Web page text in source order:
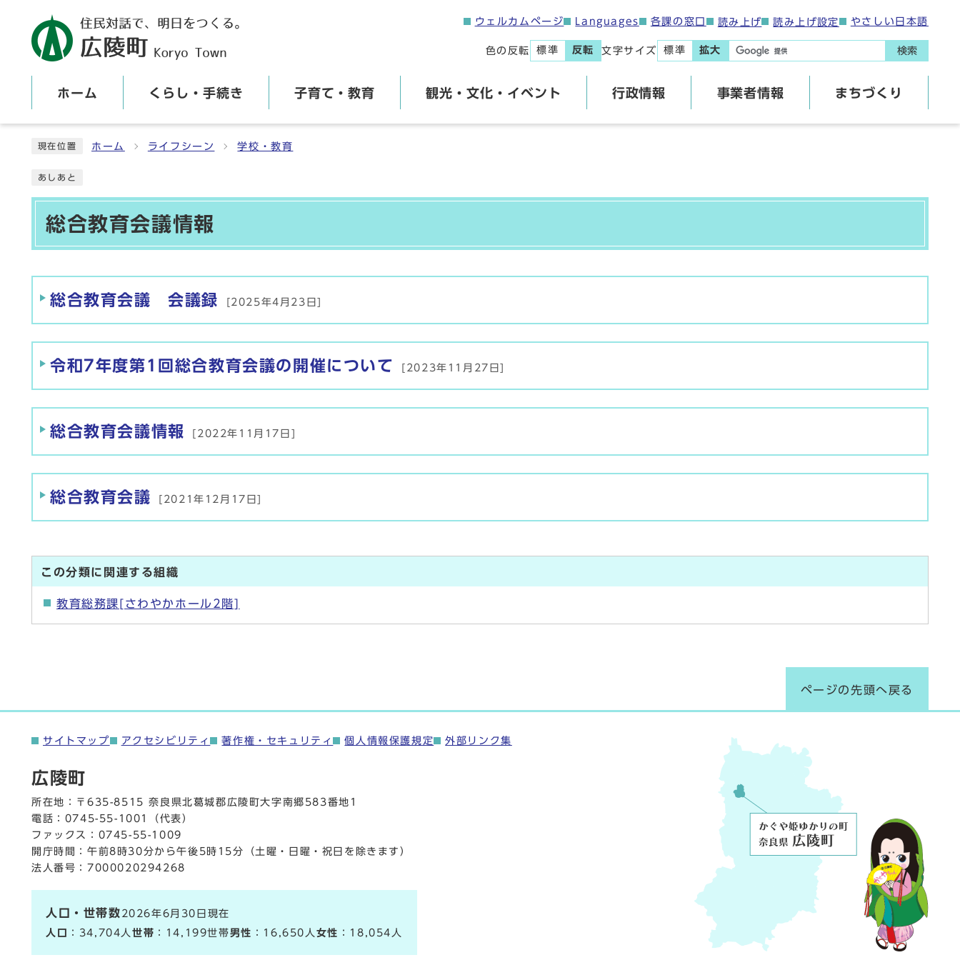
ウェルカムページ Languages 各課の窓口 読み上げ 読み上げ設定 やさしい日本語
色の反転 標準 反転 文字サイズ 標準 拡大 検索
ホーム くらし・手続き 子育て・教育 観光・文化・イベント 行政情報 事業者情報 まちづくり
現在位置 ホーム ライフシーン 学校・教育
あしあと
総合教育会議情報
メインメニュー
総合教育会議 会議録 [2025年4月23日]
令和7年度第1回総合教育会議の開催について [2023年11月27日]
総合教育会議情報 [2022年11月17日]
総合教育会議 [2021年12月17日]
この分類に関連する組織
教育総務課[さわやかホール2階]
ページの先頭へ戻る
サイトマップ アクセシビリティ 著作権・セキュリティ 個人情報保護規定 外部リンク集
広陵町
所在地：〒635-8515 奈良県北葛城郡広陵町大字南郷583番地1
電話： 0745-55-1001
（代表）
ファックス：0745-55-1009
開庁時間：午前8時30分から午後5時15分（土曜・日曜・祝日を除きます）
法人番号：7000020294268
人口・世帯数 2026年6月30日現在
人口
：34,704人世帯 ：14,199世帯男性 ：16,650人 女性 ：18,054人